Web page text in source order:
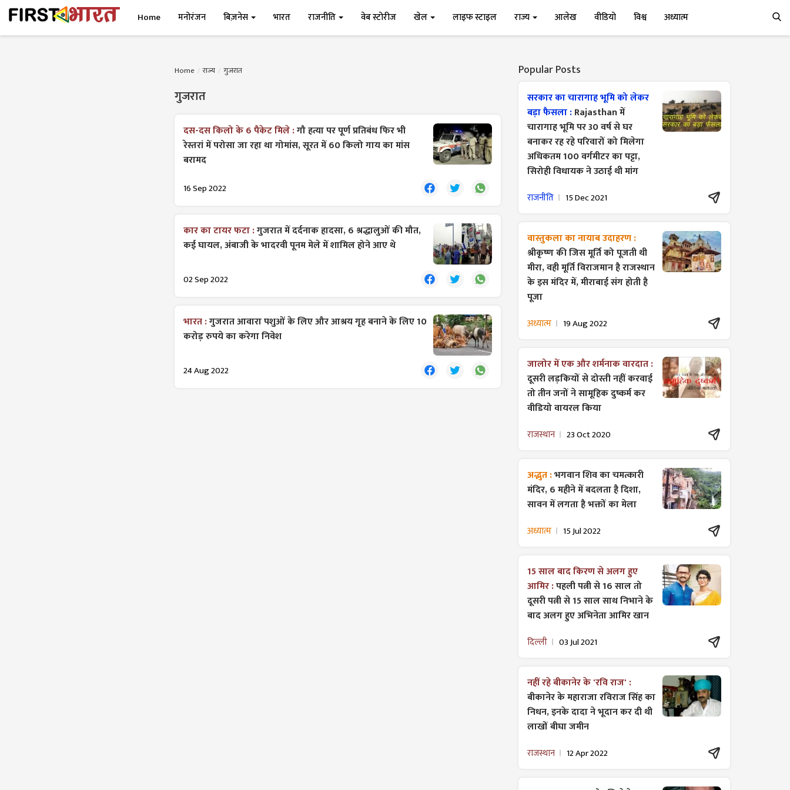
Home मनोरंजन बिज़नेस भारत राजनीति वेब स्टोरीज खेल लाइफ स्टाइल राज्य आलेख वीडियो विश्व अध्यात्म
Home राज्य गुजरात
गुजरात
दस-दस किलो के 6 पैकेट मिले :गौ हत्या पर पूर्ण प्रतिबंध फिर भी
रेस्तरां में परोसा जा रहा था गोमांस, सूरत में 60 किलो गाय का मांस
बरामद
16 Sep 2022
कार का टायर फटा :गुजरात में दर्दनाक हादसा, 6 श्रद्धालुओं की मौत,
कई घायल, अंबाजी के भादरवी पूनम मेले में शामिल होने आए थे
02 Sep 2022
भारत :गुजरात आवारा पशुओं के लिए और आश्रय गृह बनाने के लिए 10
करोड़ रुपये का करेगा निवेश
24 Aug 2022
Popular Posts
सरकार का चारागाह भूमि को लेकर
बड़ा फैसला :Rajasthan में
चारागाह भूमि पर 30 वर्ष से घर
बनाकर रह रहे परिवारों को मिलेगा
अधिकतम 100 वर्गमीटर का पट्टा,
सिरोही विधायक ने उठाई थी मांग
राजनीति 15 Dec 2021
वास्तुकला का नायाब उदाहरण :
श्रीकृष्ण की जिस मूर्ति को पूजती थी
मीरा, वही मूर्ति विराजमान है राजस्थान
के इस मंदिर में, मीराबाई संग होती है
पूजा
अध्यात्म 19 Aug 2022
जालोर में एक और शर्मनाक वारदात :
दूसरी लड़कियों से दोस्ती नहीं करवाई
तो तीन जनों ने सामूहिक दुष्कर्म कर
वीडियो वायरल किया
राजस्थान 23 Oct 2020
अद्भुत :भगवान शिव का चमत्कारी
मंदिर, 6 महीने में बदलता है दिशा,
सावन में लगता है भक्तों का मेला
अध्यात्म 15 Jul 2022
15 साल बाद किरण से अलग हुए
आमिर :पहली पत्नी से 16 साल तो
दूसरी पत्नी से 15 साल साथ निभाने के
बाद अलग हुए अभिनेता आमिर खान
दिल्ली 03 Jul 2021
नहीं रहे बीकानेर के 'रवि राज' :
बीकानेर के महाराजा रविराज सिंह का
निधन, इनके दादा ने भूदान कर दी थी
लाखों बीघा जमीन
राजस्थान 12 Apr 2022